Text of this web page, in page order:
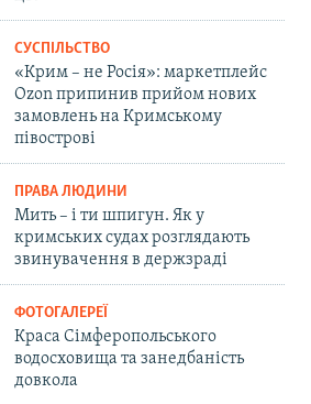
СУСПІЛЬСТВО
«Крим – не Росія»: маркетплейс
Ozon припинив прийом нових
замовлень на Кримському
півострові
ПРАВА ЛЮДИНИ
Мить – і ти шпигун. Як у
кримських судах розглядають
звинувачення в держзраді
ФОТОГАЛЕРЕЇ
Краса Сімферопольського
водосховища та занедбаність
довкола